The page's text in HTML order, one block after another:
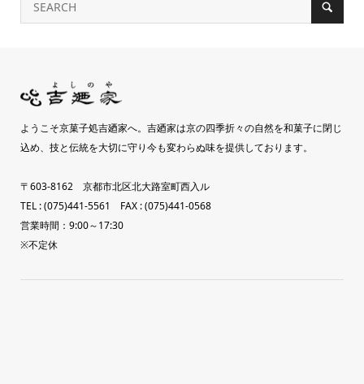
ようこそ京菓子処吉廼家へ。吉廼家は京の四季折々の自然を和菓子に閉じ
込め、技と伝統を大切に守り今も変わらぬ味を提供しております。
〒603-8162 京都市北区北大路室町西入ル
TEL : (075)441-5561 FAX : (075)441-0568
営業時間：9:00～17:30
※不定休